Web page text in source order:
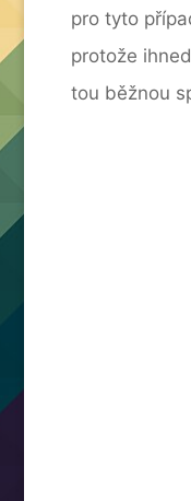
pro tyto
protože
tou běžnou